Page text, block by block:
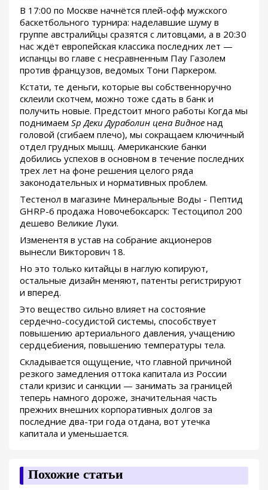
В 17:00 по Москве начнётся плей-офф мужского
баскетбольного турнира: наделавшие шуму в
группе австралийцы сразятся с литовцами, а в 20:30
нас ждёт европейская классика последних лет —
испанцы во главе с несравненным Пау Газолем
против французов, ведомых Тони Паркером.
Кстати, те деньги, которые вы собственноручно
склеили скотчем, можно тоже сдать в банк и
получить новые. Предстоит много работы Когда мы
поднимаем Sp Деки Дураболин цена Видное над
головой (сгибаем плечо), мы сокращаем ключичный
отдел грудных мышц. Американские банки
добились успехов в основном в течение последних
трех лет на фоне решения целого ряда
законодательных и нормативных проблем.
Тестенол в магазине Минеральные Воды - Пептид
GHRP-6 продажа Новочебоксарск: Тестоципол 200
дешево Великие Луки.
Изменентя в устав на собрание акционеров
вынесли Викторович 18.
Но это только китайцы в наглую копируют,
остальные дизайн меняют, патенты регистрируют
и вперед.
Это вещество сильно влияет на состояние
сердечно-сосудистой системы, способствует
повышению артериального давления, учащению
сердцебиения, повышению температуры тела.
Складывается ощущение, что главной причиной
резкого замедления оттока капитала из России
стали кризис и санкции — занимать за границей
теперь намного дороже, значительная часть
прежних внешних корпоративных долгов за
последние два-три года отдана, вот утечка
капитала и уменьшается.
Похожие статьи